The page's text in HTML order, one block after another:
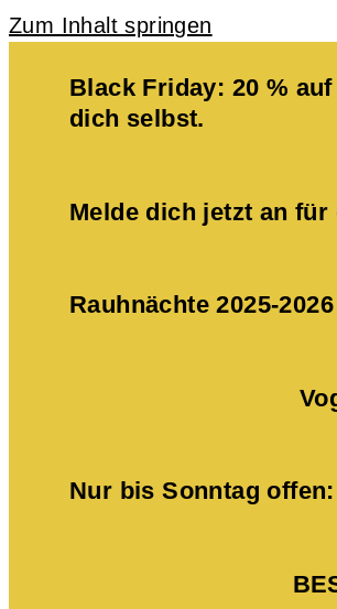
Zum Inhalt springen
Black Friday: 20 %
dich selbst.
Melde dich jetzt an
Rauhnächte 2025-
Nur bis Sonntag